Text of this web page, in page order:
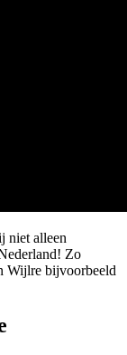
niet alleen
Zo
Wijlre bijvoorbeeld